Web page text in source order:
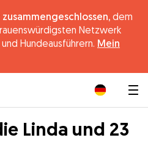
dem
Netzwerk
Hundeausführern. Mein
Linda und 23